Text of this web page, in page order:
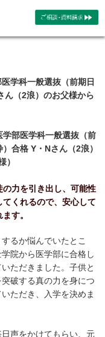
学科一般選抜（前期日
ん（2浪）のお父様から
学部医学科一般選抜（前
合格 Y・Nさん（2浪）
）
の力を引き出し、可能性
てくれるので、安心して
す。
るか悩んでいたとこ
院から医学部に合格し
ただきました。子供と
破する真の力を身につ
ただき、入学を決めま
声をかけてもらい、元